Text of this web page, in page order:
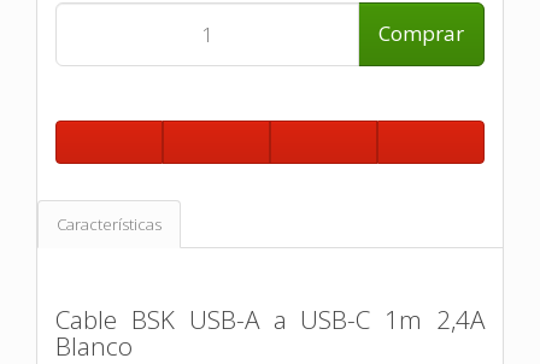
Comprar
Características
Cable BSK USB-A a USB-C 1m 2,4A
Blanco